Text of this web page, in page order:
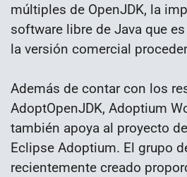
múltiples de OpenJDK, la
software libre de Java que
la versión comercial
Además de contar con los
AdoptOpenJDK, Adoptium
también apoya al proyecto
Eclipse Adoptium. El grupo
recientemente creado